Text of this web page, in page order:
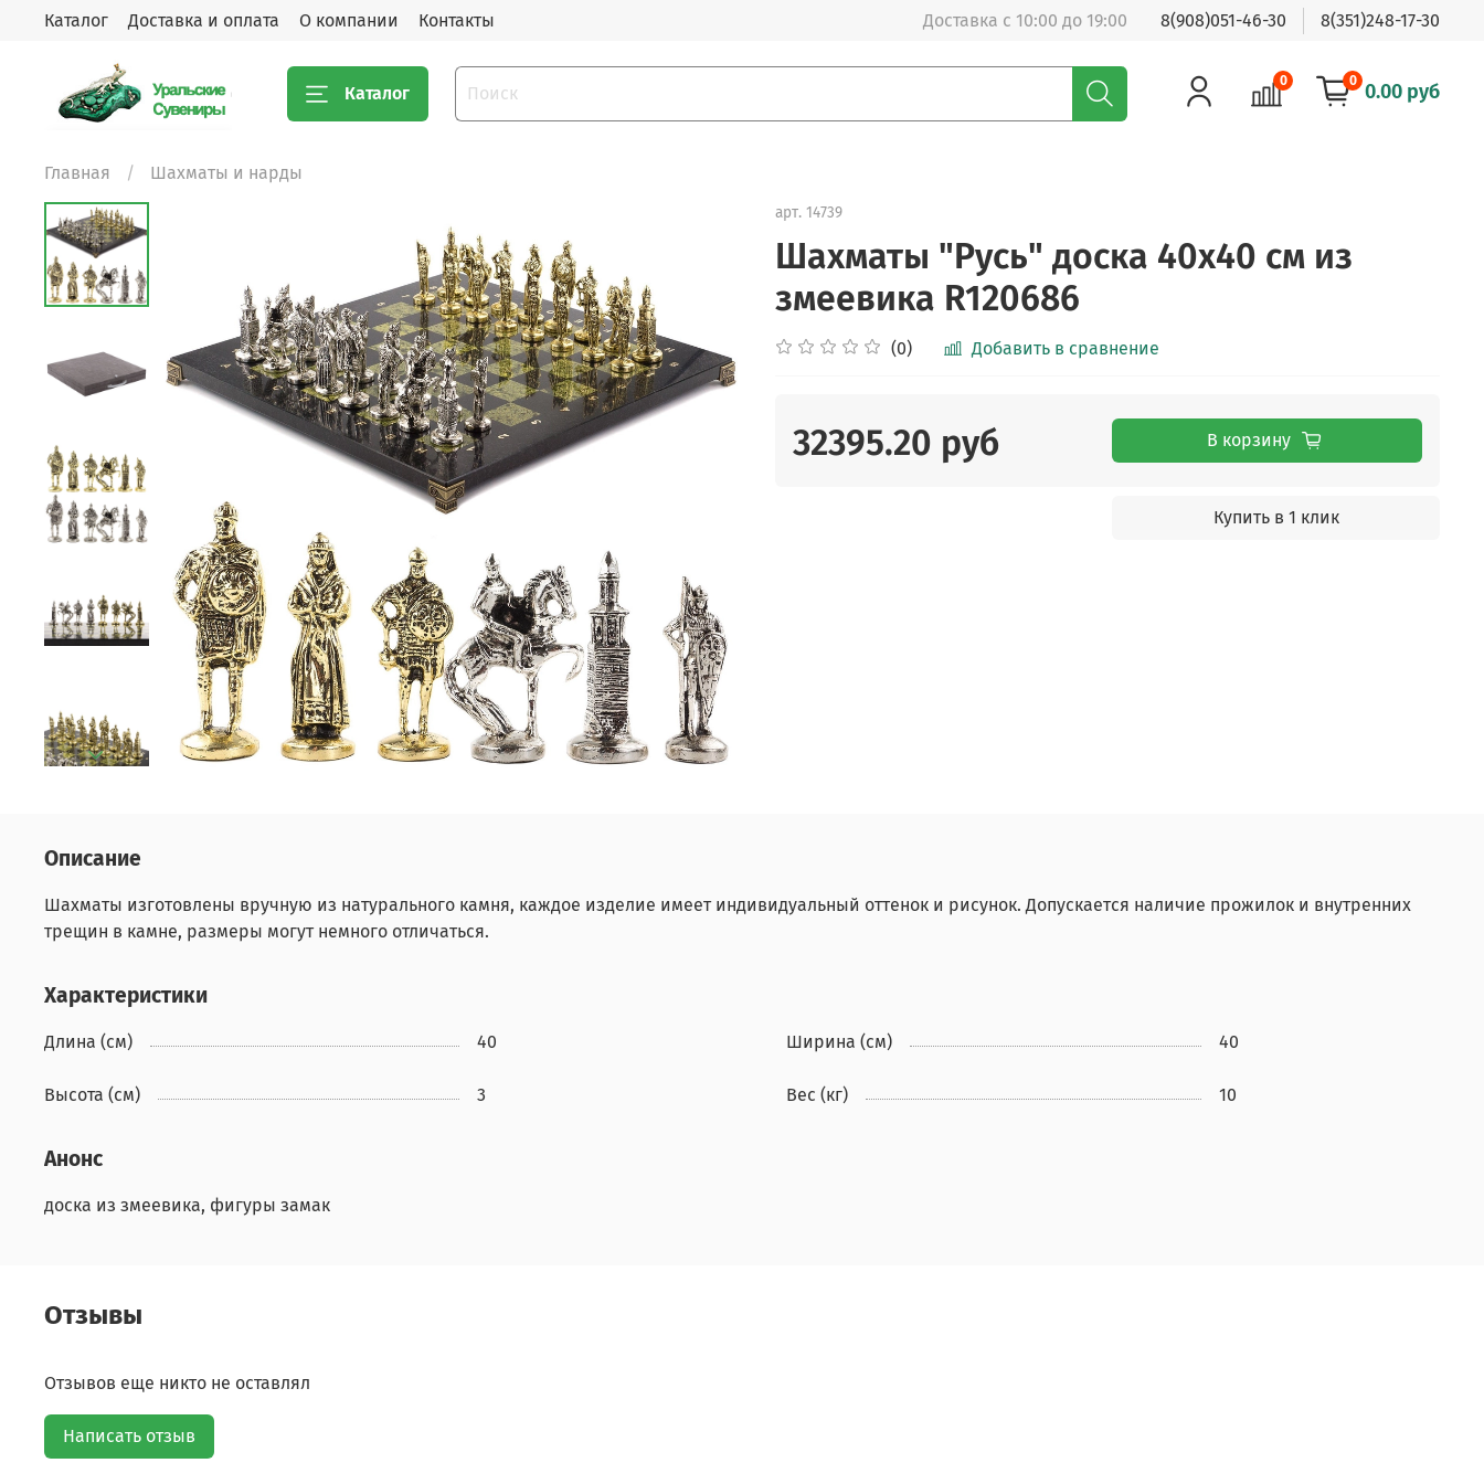
Каталог Доставка и оплата О компании Контакты Доставка с 10:00 до 19:00 8(908)051-46-30 8(351)248-17-30
Каталог
0 0 0.00 руб
Главная Шахматы и нарды
арт. 14739
Шахматы "Русь" доска 40х40 см из
змеевика R120686
(0) Добавить в сравнение
32395.20 руб В корзину
Купить в 1 клик
Описание
Шахматы изготовлены вручную из натурального камня, каждое изделие имеет индивидуальный оттенок и рисунок. Допускается наличие прожилок и внутренних
трещин в камне, размеры могут немного отличаться.
Характеристики
Длина (см) 40 Ширина (см) 40
Высота (см) 3 Вес (кг) 10
Анонс
доска из змеевика, фигуры замак
Отзывы
Отзывов еще никто не оставлял
Написать отзыв